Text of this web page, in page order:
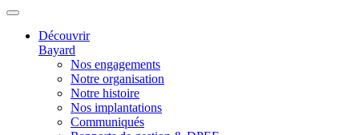
Découvrir
Bayard
Nos engagements
Notre organisation
Notre histoire
Nos implantations
Communiqués